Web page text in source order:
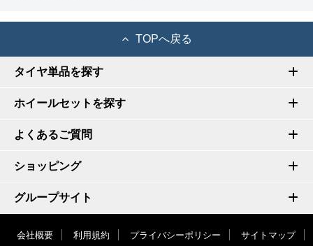
TOPへ戻る
タイヤ単品を探す
ホイールセットを探す
よくあるご質問
ショッピング
グループサイト
会社概要 利用規約 プライバシーポリシー サイトマップ